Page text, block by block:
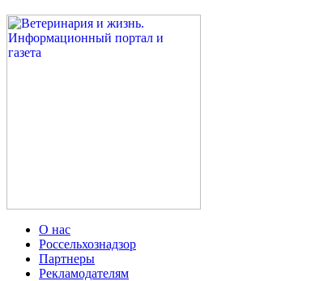
О нас
Россельхознадзор
Партнеры
Рекламодателям